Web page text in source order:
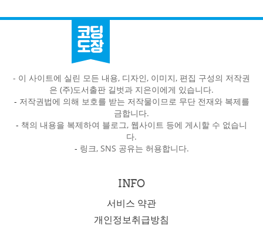
- 이 사이트에 실린 모든 내용, 디자인, 이미지, 편집 구성의 저작권
은 (주)도서출판 길벗과 지은이에게 있습니다.
- 저작권법에 의해 보호를 받는 저작물이므로 무단 전재와 복제를
금합니다.
- 책의 내용을 복제하여 블로그, 웹사이트 등에 게시할 수 없습니
다.
- 링크, SNS 공유는 허용합니다.
INFO
서비스 약관
개인정보취급방침